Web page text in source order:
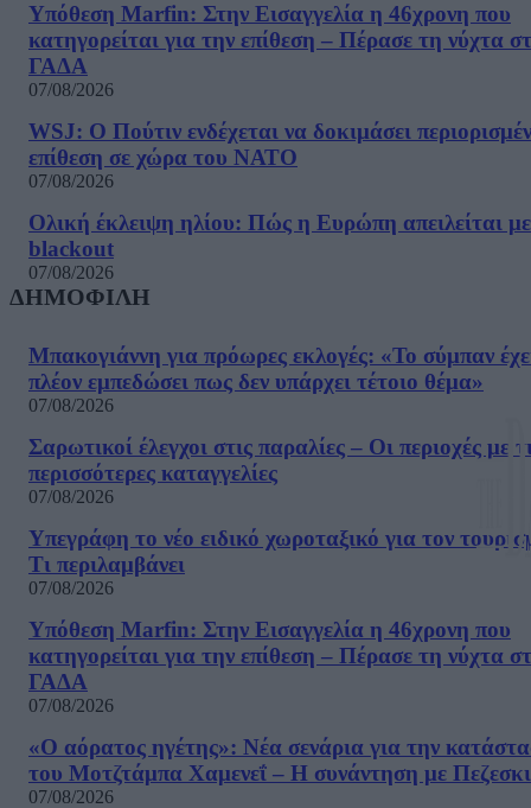
Υπόθεση Marfin: Στην Εισαγγελία η 46χρονη που
κατηγορείται για την επίθεση – Πέρασε τη νύχτα
ΓΑΔΑ
07/08/2026
WSJ: Ο Πούτιν ενδέχεται να δοκιμάσει
επίθεση σε χώρα του ΝΑΤΟ
07/08/2026
Ολική έκλειψη ηλίου: Πώς η Ευρώπη απειλείται με
blackout
07/08/2026
ΔΗΜΟΦΙΛΗ
Μπακογιάννη για πρόωρες εκλογές: «Το σύμπαν
πλέον εμπεδώσει πως δεν υπάρχει τέτοιο θέμα»
07/08/2026
Σαρωτικοί έλεγχοι στις παραλίες – Οι περιοχές με
περισσότερες καταγγελίες
07/08/2026
Υπεγράφη το νέο ειδικό χωροταξικό για τον
Τι περιλαμβάνει
07/08/2026
Υπόθεση Marfin: Στην Εισαγγελία η 46χρονη που
κατηγορείται για την επίθεση – Πέρασε τη νύχτα
ΓΑΔΑ
07/08/2026
«Ο αόρατος ηγέτης»: Νέα σενάρια για την
του Μοτζτάμπα Χαμενεΐ – Η συνάντηση με
07/08/2026